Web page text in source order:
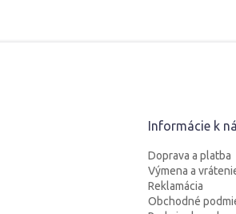
Informácie k
Doprava a platba
Výmena a
Reklamácia
Obchodné